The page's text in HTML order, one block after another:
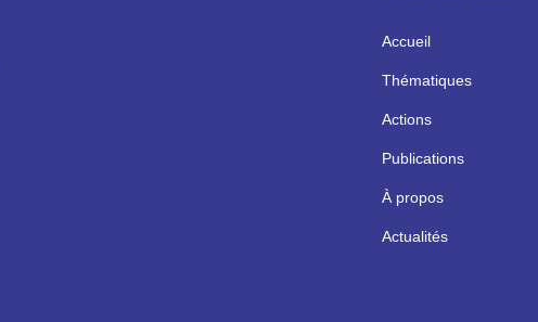
Accueil
Thématiques
Actions
Publications
À propos
Actualités